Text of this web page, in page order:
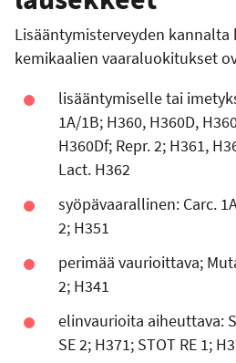
Lisääntymisterveyden kannalta
kemikaalien vaaraluokitukset
lisääntymiselle tai
1A/1B; H360, H360D,
H360Df; Repr. 2; H361,
Lact. H362
syöpävaarallinen: Carc.
2; H351
perimää vaurioittava;
2; H341
elinvaurioita aiheuttava:
SE 2; H371; STOT RE 1;